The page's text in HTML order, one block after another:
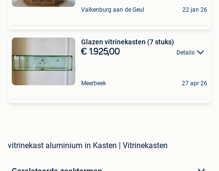
Valkenburg aan de Geul 22 jan 26
Glazen vitrinekasten (7 stuks)
€ 1.925,00 Details
Meerbeek 27 apr 26
vitrinekast aluminium in Kasten | Vitrinekasten